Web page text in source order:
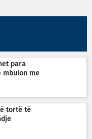
para
mbulon me
tortë të